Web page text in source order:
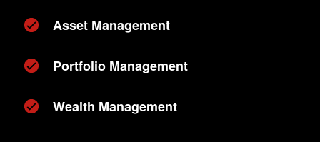
Asset Management
Portfolio Management
Wealth Management